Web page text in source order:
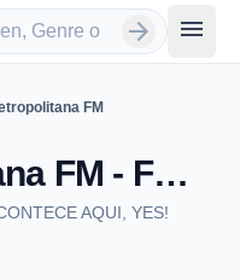
arrow_forward menu
FM
Metropolitana FM - FM 98.5 - São Paulo
AQUI, YES!